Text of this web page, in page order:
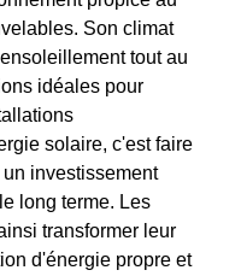
Son climat
tout au
idéales pour
solaire, c'est faire
investissement
long terme. Les
transformer leur
d'énergie propre et